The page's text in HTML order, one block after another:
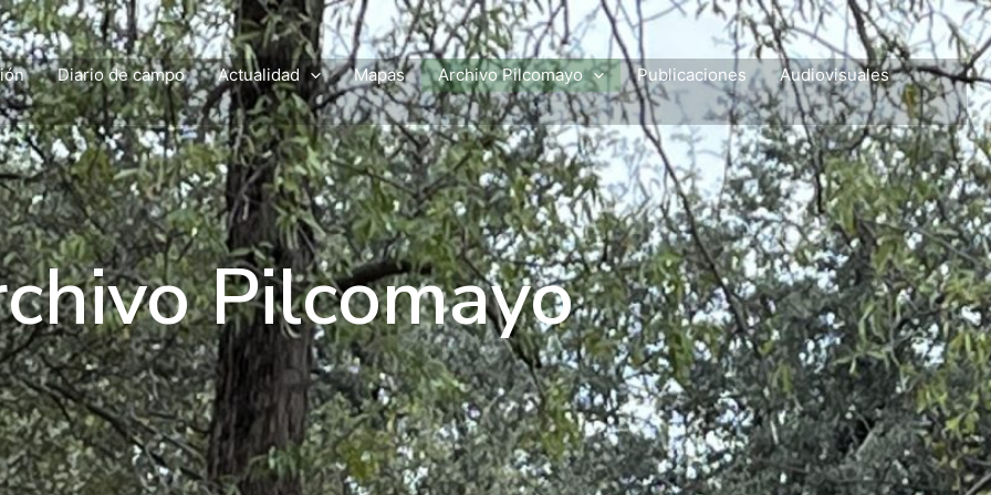
Diario de campo Actualidad Mapas Archivo Pilcomayo Publicaciones
Audiovisuales
Pilcomayo